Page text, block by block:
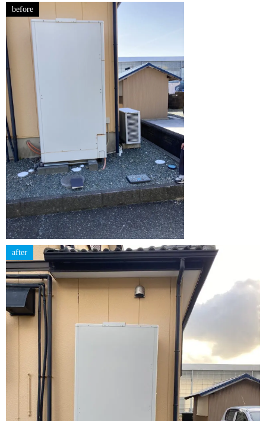
before
after